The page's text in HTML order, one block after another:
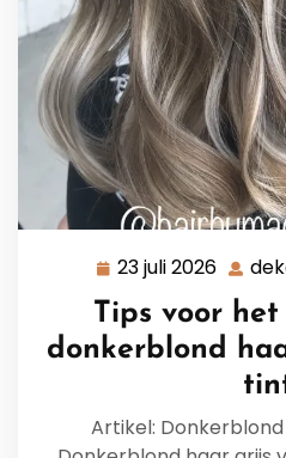
23 juli 2026 23
juli
2026
Tips voor het
donkerblond
Artikel: